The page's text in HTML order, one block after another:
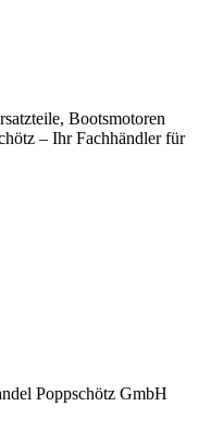
Bootsmotoren
– Ihr Fachhändler für
Poppschötz GmbH